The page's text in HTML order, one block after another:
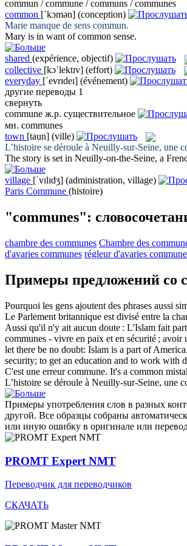
commun / commune / communs / communes
common [ˈkɔmən] (conception)
Marie manque de sens commun.
Mary is in want ofcommon sense.
shared (expérience, objectif)
collective [kɔˈlektɪv] (effort)
everyday [ˈevrɪdeɪ] (événement)
другие переводы 1
свернуть
commune ж.р. существительное
мн. communes
town [taun] (ville)
L’histoire se déroule à Neuilly-sur-Seine, une
The story is set in Neuilly-on-the-Seine, a
village [ˈvɪlɪdʒ] (administration, village)
Paris Commune (histoire)
"communes":
chambre des communes Chambre des
d'avaries communes régleur d'avaries
Примеры предложений со
Pourquoi les gens ajoutent des phrases aussi
Le Parlement britannique est divisé entre la
Aussi qu'il n'y ait aucun doute : L'Islam fait
communes - vivre en paix et en sécurité ; avoir
let there be no doubt: Islam is a part of
security; to get an education and to work with
C'est une erreurcommune. It's a common
L’histoire se déroule à Neuilly-sur-Seine, une
Примеры употребления слов в разных
другой. Все образцы собраны
или иную ошибку в оригинале или
PROMT Expert NMT
Переводчик для переводчиков
СКАЧАТЬ